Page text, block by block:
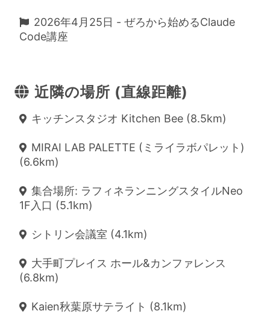
2026年4月25日 - ぜろから始めるClaude
Code講座
近隣の場所 (直線距離)
キッチンスタジオ Kitchen Bee (8.5km)
MIRAI LAB PALETTE (ミライラボパレット)
(6.6km)
集合場所: ラフィネランニングスタイルNeo
1F入口 (5.1km)
シトリン会議室 (4.1km)
大手町プレイス ホール&カンファレンス
(6.8km)
Kaien秋葉原サテライト (8.1km)